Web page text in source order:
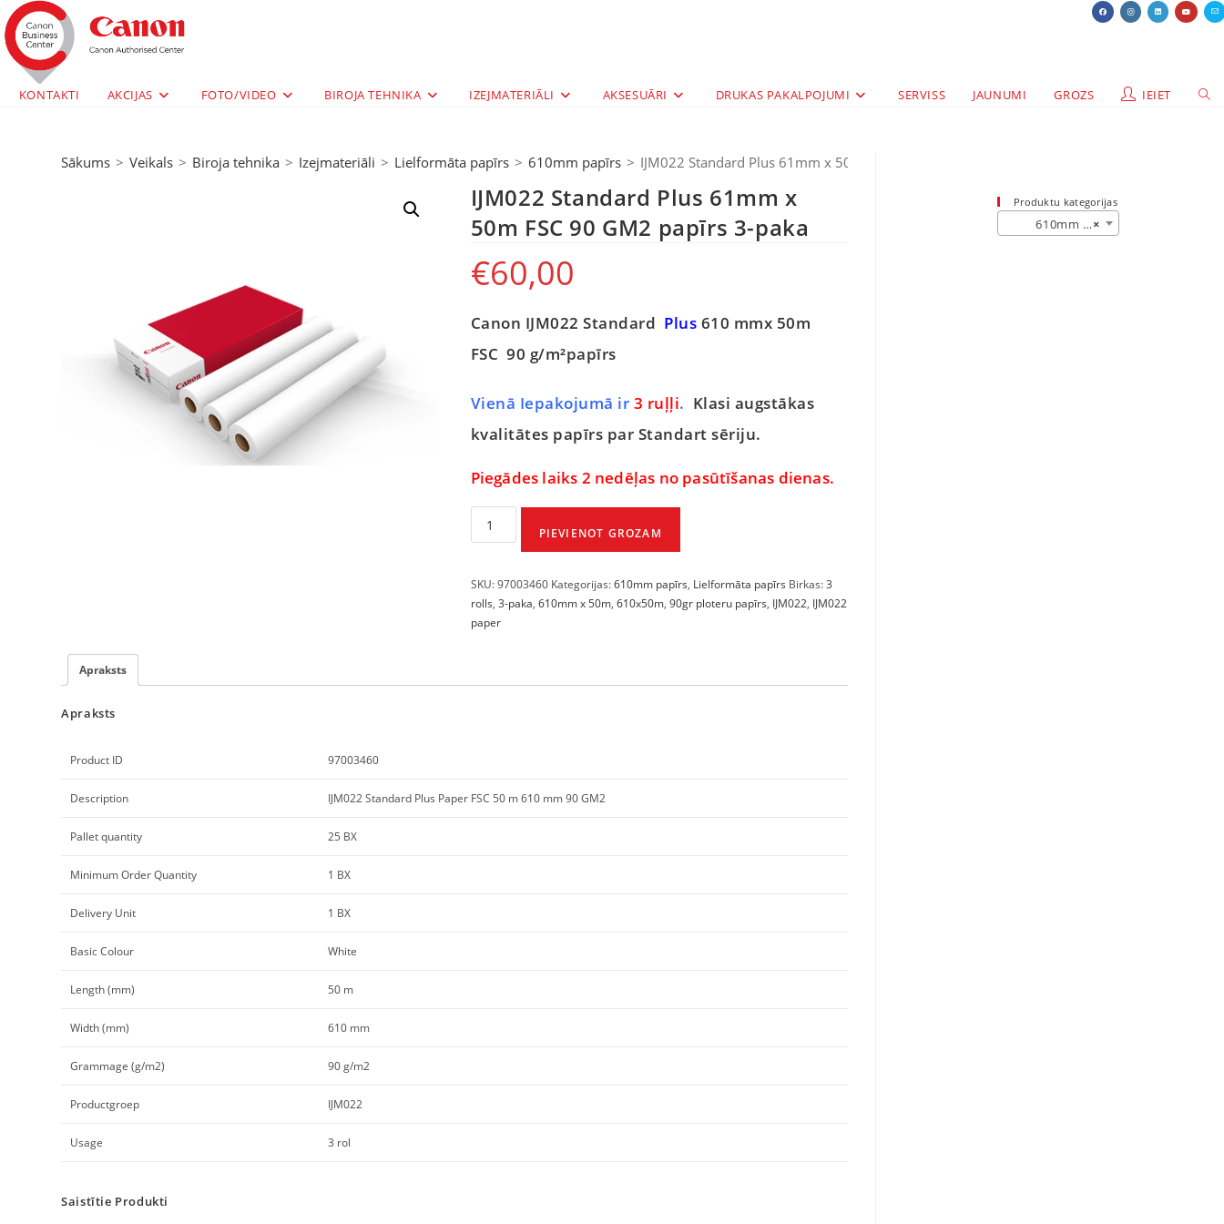
KONTAKTI AKCIJAS FOTO/VIDEO BIROJA TEHNIKA IZEJMATERIĀLI AKSESUĀRI DRUKAS PAKALPOJUMI SERVISS JAUNUMI GROZS IEIET
Sākums > Veikals > Biroja tehnika > Izejmateriāli > Lielformāta papīrs > 610mm papīrs > IJM022 Standard Plus 61mm x 50m FSC 90 GM2 papīrs 3-paka
IJM022 Standard Plus 61mm x
50m FSC 90 GM2 papīrs 3-paka
€60,00
Canon IJM022 Standard Plus 610 mmx 50m
FSC 90 g/m²papīrs
Vienā Iepakojumā ir 3 ruļļi. Klasi augstākas
kvalitātes papīrs par Standart sēriju.
Piegādes laiks 2 nedēļas no pasūtīšanas dienas.
PIEVIENOT GROZAM
SKU:97003460 Kategorijas:610mm papīrs, Lielformāta papīrs Birkas:3
rolls, 3-paka, 610mm x 50m, 610x50m, 90gr ploteru papīrs, IJM022, IJM022
paper
Apraksts
Apraksts
Product ID 97003460
Description IJM022 Standard Plus Paper FSC 50 m 610 mm 90 GM2
Pallet quantity 25 BX
Minimum Order Quantity 1 BX
Delivery Unit 1 BX
Basic Colour White
Length (mm) 50 m
Width (mm) 610 mm
Grammage (g/m2) 90 g/m2
Productgroep IJM022
Usage 3 rol
Saistītie Produkti
Produktu kategorijas
×
610mm papīrs (27)